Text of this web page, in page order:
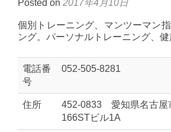
Posted on 2017年4月10日
個別トレーニング、マンツーマン
ング。パーソナルトレーニング、健
電話番
号
052-505-8281
住所
452-0833 愛知県名古屋
166STビル1A